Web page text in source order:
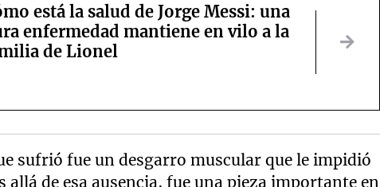
está la salud de Jorge Messi: una
enfermedad mantiene en vilo a la
de Lionel
sufrió fue un desgarro muscular que le impidió
de esa ausencia, fue una pieza importante en